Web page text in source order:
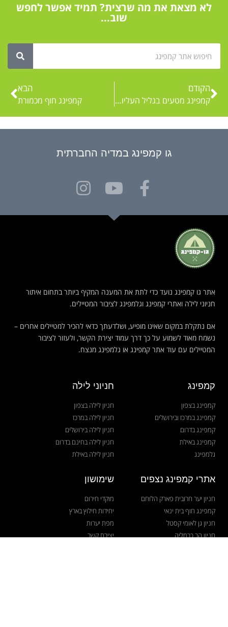
לא מצאת את מה שרצית? תמיד אפשר לחפש
שוב...
הקודם
קמפינג מטעים בגליל העליון: בקרוב…
הבא
קמפינג חוף מכמורת
גו קמפינג במדיה החברתית
אתר גו קמפינג נועד כדי לתת את המענה המקיף ביותר בתחום איתור
חניוני לילה ואתרי קמפינג וגלמפינג לציבור המטיילים.
אם נתקלת במקום שאינו מופיע, ושלדעתך כדאי להכיר למטיילים אחרים –
נשמח מאוד לשמוע על כך דרך עמוד יצירת הקשר, ולעזור לציבור
המטיילים עם עוד אתר קמפינג או גלמפינג מנצח.
קמפינג
קמפינג בצפון
קמפינג במרכז ובירושלים
קמפינג בדרום
קמפינג באילת
גלמפינג
חניוני לילה
חניון לילה בצפון
חניון לילה במרכז
חניון לילה בירושלים
חניון לילה בחינם בדרום
חניון לילה באילת
אתרי קמפינג נצפים
חניון יער חרובית פארק הלוחם
קמפינג חוף בית ינאי
חניון גן לאומי קסטל
חניון הר כרמליה
שימושון
מוקדי חירום
יחידות חילוץ בארץ
מפת יערות
יצירת קשר